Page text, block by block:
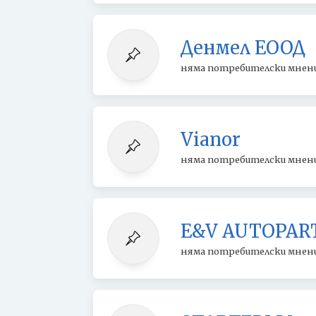
Денмел ЕООД
няма потребителски
Vianor
няма потребителски
E&V
няма потребителски